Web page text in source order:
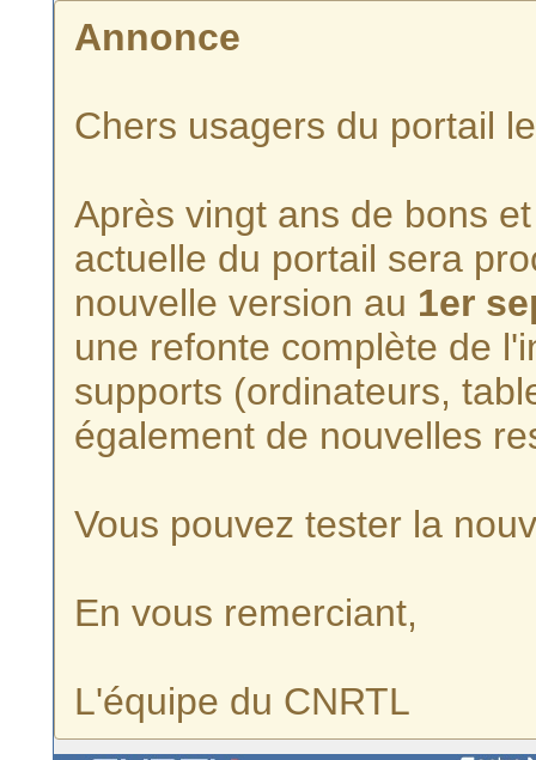
Annonce
Chers usagers du portail
Après vingt ans de bons
actuelle du portail sera
nouvelle version au 1er
une refonte complète de
supports (ordinateurs,
également de nouvelles
Vous pouvez tester la
En vous remerciant,
L'équipe du CNRTL